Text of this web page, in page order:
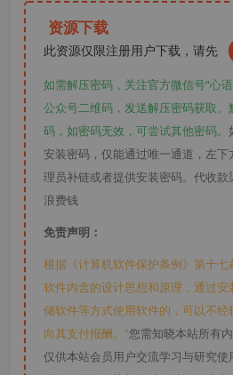
资源下载
此资源仅限注册用户下载，请先
如需解压密码，关注官方微信号“心
公众号二维码，发送解压密码获取
码，如密码无效，可尝试其他密码。
安装密码，仅能通过唯一通道，左下
理员补链或者提供安装密码。代收
浪费钱
免责声明：
根据《计算机软件保护条例》第十七
软件内含的设计思想和原理，通过
储软件等方式使用软件的，可以不
向其支付报酬。”您需知晓本站所有
仅供本站会员用户交流学习与研究